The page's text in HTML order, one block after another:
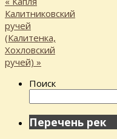
Калитниковский
ручей
(Калитенка,
Хохловский
ручей) »
Поиск
Перечень рек